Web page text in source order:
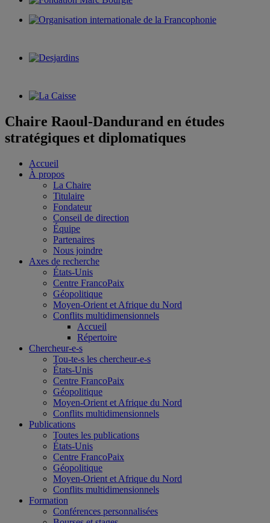
Chaire Raoul-Dandurand en études
stratégiques et diplomatiques
Accueil
À propos
La Chaire
Titulaire
Fondateur
Conseil de direction
Équipe
Partenaires
Nous joindre
Axes de recherche
États-Unis
Centre FrancoPaix
Géopolitique
Moyen-Orient et Afrique du Nord
Conflits multidimensionnels
Accueil
Répertoire
Chercheur-e-s
Tou-te-s les chercheur-e-s
États-Unis
Centre FrancoPaix
Géopolitique
Moyen-Orient et Afrique du Nord
Conflits multidimensionnels
Publications
Toutes les publications
États-Unis
Centre FrancoPaix
Géopolitique
Moyen-Orient et Afrique du Nord
Conflits multidimensionnels
Formation
Conférences personnalisées